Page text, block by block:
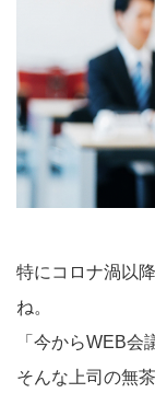
特にコロナ渦以
ね。
「今からWEB会
そんな上司の無